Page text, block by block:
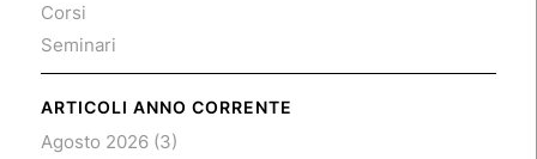
Corsi
Seminari
ARTICOLI ANNO CORRENTE
Agosto 2026(3)